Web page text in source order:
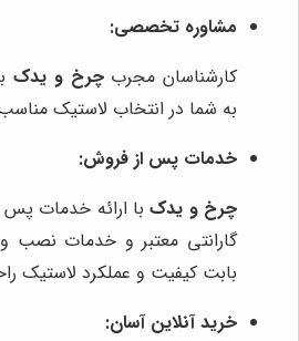
مشاوره تخصصی:
کارشناسان مجربچرخ و یدک
به شما در انتخاب لاستیک
خدمات پس از فروش:
چرخ و یدکبا ارائه خدمات پس
گارانتی معتبر و خدمات نصب و
بابت کیفیت و عملکرد لاستیک
خرید آنلاین آسان: